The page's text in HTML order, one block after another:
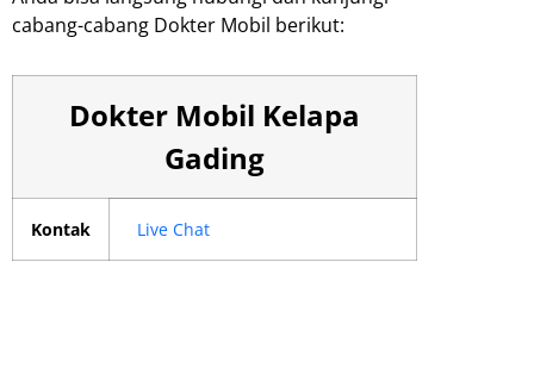
cabang-cabang Dokter Mobil berikut:
Dokter Mobil Kelapa
Gading
Kontak Live Chat